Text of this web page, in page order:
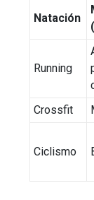
Natación
Running
Crossfit
Ciclismo